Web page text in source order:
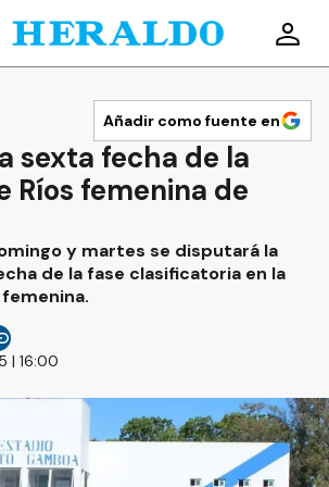
Añadir como fuente en
sexta fecha de la
Ríos femenina de
y martes se disputará la
de la fase clasificatoria en la
| 16:00